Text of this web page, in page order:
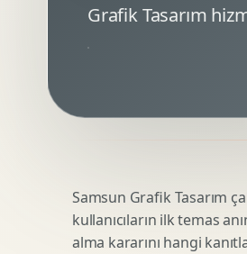
Minimal Logo Tasarimi
Premium Logo Tasarimi
Logo Revizyonu
Kurumsal Logo Yenileme
Grafik Tasarım
Samsun Grafik Tasarım
kullanıcıların ilk temas
alma kararını hangi